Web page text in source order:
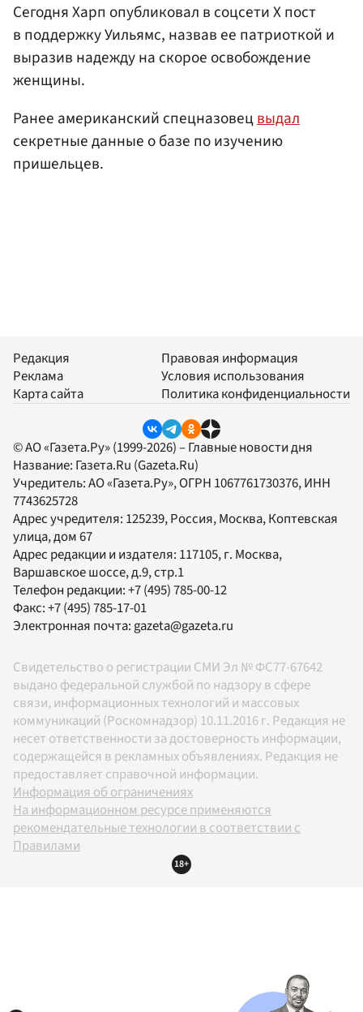
Сегодня Харп опубликовал в соцсети Х пост
в поддержку Уильямс, назвав ее патриоткой и
выразив надежду на скорое освобождение
женщины.
Ранее американский спецназовецвыдал
секретные данные о базе по изучению
пришельцев.
Редакция
Реклама
Карта сайта
Правовая информация
Условия использования
Политика конфиденциальности
© АО «Газета.Ру» (1999-2026) – Главные новости дня
Название: Газета.Ru (Gazeta.Ru)
Учредитель:АО «Газета.Ру», ОГРН 1067761730376, ИНН
7743625728
Адрес учредителя: 125239, Россия, Москва, Коптевская
улица, дом 67
Адрес редакции и издателя: 117105, г. Москва,
Варшавское шоссе, д.9, стр.1
Телефон редакции:+7 (495) 785-00-12
Факс:+7 (495) 785-17-01
Электронная почта: gazeta@gazeta.ru
Свидетельство о регистрации СМИ Эл № ФС77-67642
выдано федеральной службой по надзору в сфере
связи, информационных технологий и массовых
коммуникаций (Роскомнадзор) 10.11.2016 г. Редакция не
несет ответственности за достоверность информации,
содержащейся в рекламных объявлениях. Редакция не
предоставляет справочной информации.
Информация об ограничениях
На информационном ресурсе применяются
рекомендательные технологии в соответствии с
Правилами
18+